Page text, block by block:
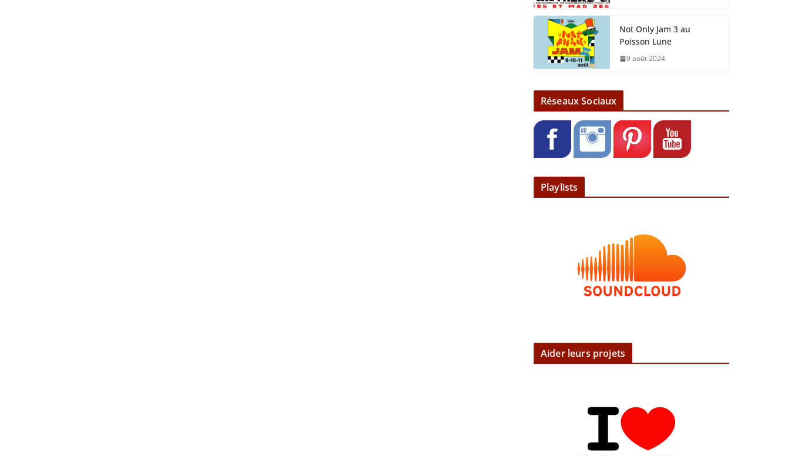
Not Only Jam 3 au
Poisson Lune
9 août 2024
Réseaux Sociaux
Playlists
Aider leurs projets